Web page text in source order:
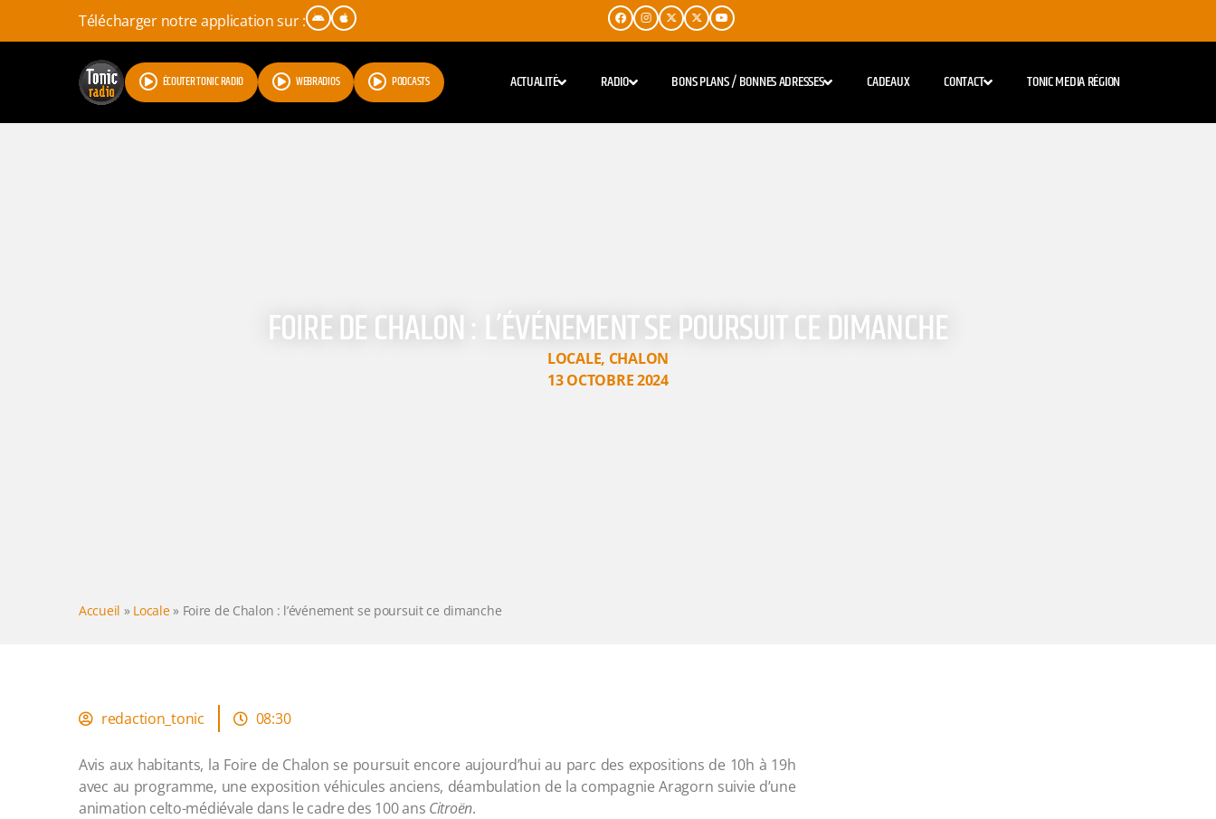
Télécharger notre application sur :
ÉCOUTER TONIC RADIO WEBRADIOS PODCASTS ACTUALITÉ RADIO BONS PLANS / BONNES ADRESSES CADEAUX CONTACT TONIC MEDIA RÉGION
FOIRE DE CHALON : L’ÉVÉNEMENT SE POURSUIT CE DIMANCHE
LOCALE, CHALON
13 OCTOBRE 2024
Accueil » Locale» Foire de Chalon : l’événement se poursuit ce dimanche
redaction_tonic 08:30
Avis aux habitants, la Foire de Chalon se poursuit encore aujourd’hui au parc des expositions de 10h à 19h
avec au programme, une exposition véhicules anciens, déambulation de la compagnie Aragorn suivie d’une
animation celto-médiévale dans le cadre des 100 ans Citroën.